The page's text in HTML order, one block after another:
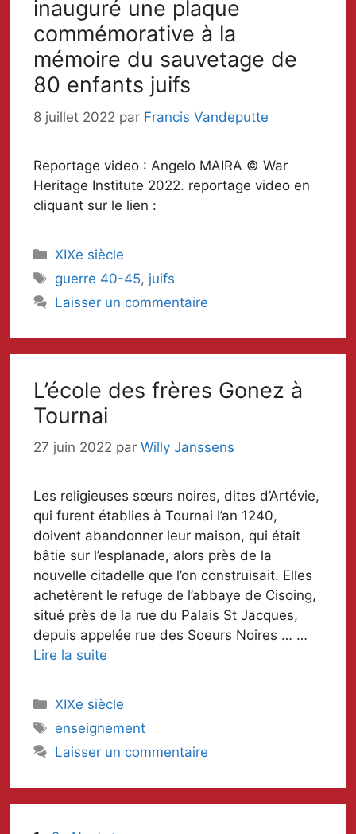
inauguré une plaque
commémorative à la
mémoire du sauvetage de
80 enfants juifs
8 juillet 2022 par Francis Vandeputte
Reportage video : Angelo MAIRA © War
Heritage Institute 2022. reportage video en
cliquant sur le lien :
Catégories
XIXe siècle
Mots-
clés
guerre 40-45, juifs
Laisser un commentaire
L’école des frères Gonez à
Tournai
27 juin 2022 par Willy Janssens
Les religieuses sœurs noires, dites d’Artévie,
qui furent établies à Tournai l’an 1240,
doivent abandonner leur maison, qui était
bâtie sur l’esplanade, alors près de la
nouvelle citadelle que l’on construisait. Elles
achetèrent le refuge de l’abbaye de Cisoing,
situé près de la rue du Palais St Jacques,
depuis appelée rue des Soeurs Noires … …
Lire la suite
Catégories
XIXe siècle
Mots-
clés
enseignement
Laisser un commentaire